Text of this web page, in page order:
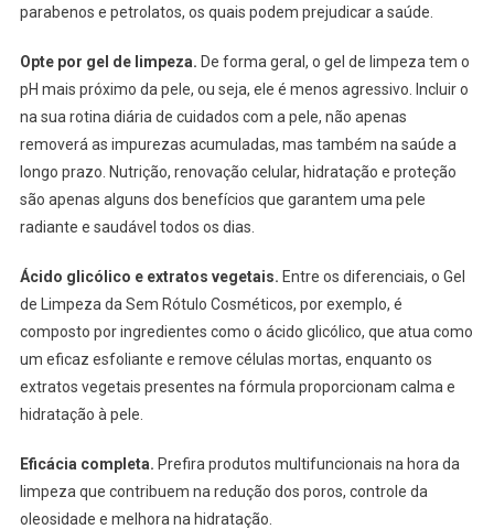
parabenos e petrolatos, os quais podem prejudicar a saúde.
Opte por gel de limpeza. De forma geral, o gel de limpeza tem o
pH mais próximo da pele, ou seja, ele é menos agressivo. Incluir o
na sua rotina diária de cuidados com a pele, não apenas
removerá as impurezas acumuladas, mas também na saúde a
longo prazo. Nutrição, renovação celular, hidratação e proteção
são apenas alguns dos benefícios que garantem uma pele
radiante e saudável todos os dias.
Ácido glicólico e extratos vegetais. Entre os diferenciais, o Gel
de Limpeza da Sem Rótulo Cosméticos, por exemplo, é
composto por ingredientes como o ácido glicólico, que atua como
um eficaz esfoliante e remove células mortas, enquanto os
extratos vegetais presentes na fórmula proporcionam calma e
hidratação à pele.
Eficácia completa. Prefira produtos multifuncionais na hora da
limpeza que contribuem na redução dos poros, controle da
oleosidade e melhora na hidratação.